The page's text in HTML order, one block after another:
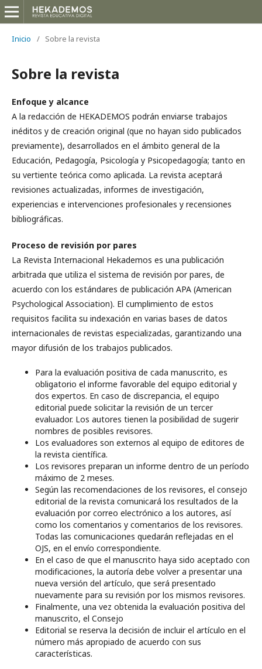
Inicio / Sobre la revista
Sobre la revista
Enfoque y alcance
A la redacción de HEKADEMOS podrán enviarse trabajos
inéditos y de creación original (que no hayan sido publicados
previamente), desarrollados en el ámbito general de la
Educación, Pedagogía, Psicología y Psicopedagogía; tanto en
su vertiente teórica como aplicada. La revista aceptará
revisiones actualizadas, informes de investigación,
experiencias e intervenciones profesionales y recensiones
bibliográficas.
Proceso de revisión por pares
La Revista Internacional Hekademos es una publicación
arbitrada que utiliza el sistema de revisión por pares, de
acuerdo con los estándares de publicación APA (American
Psychological Association). El cumplimiento de estos
requisitos facilita su indexación en varias bases de datos
internacionales de revistas especializadas, garantizando una
mayor difusión de los trabajos publicados.
Para la evaluación positiva de cada manuscrito, es
obligatorio el informe favorable del equipo editorial y
dos expertos. En caso de discrepancia, el equipo
editorial puede solicitar la revisión de un tercer
evaluador. Los autores tienen la posibilidad de sugerir
nombres de posibles revisores.
Los evaluadores son externos al equipo de editores de
la revista científica.
Los revisores preparan un informe dentro de un período
máximo de 2 meses.
Según las recomendaciones de los revisores, el consejo
editorial de la revista comunicará los resultados de la
evaluación por correo electrónico a los autores, así
como los comentarios y comentarios de los revisores.
Todas las comunicaciones quedarán reflejadas en el
OJS, en el envío correspondiente.
En el caso de que el manuscrito haya sido aceptado con
modificaciones, la autoría debe volver a presentar una
nueva versión del artículo, que será presentado
nuevamente para su revisión por los mismos revisores.
Finalmente, una vez obtenida la evaluación positiva del
manuscrito, el Consejo
Editorial se reserva la decisión de incluir el artículo en el
número más apropiado de acuerdo con sus
características.